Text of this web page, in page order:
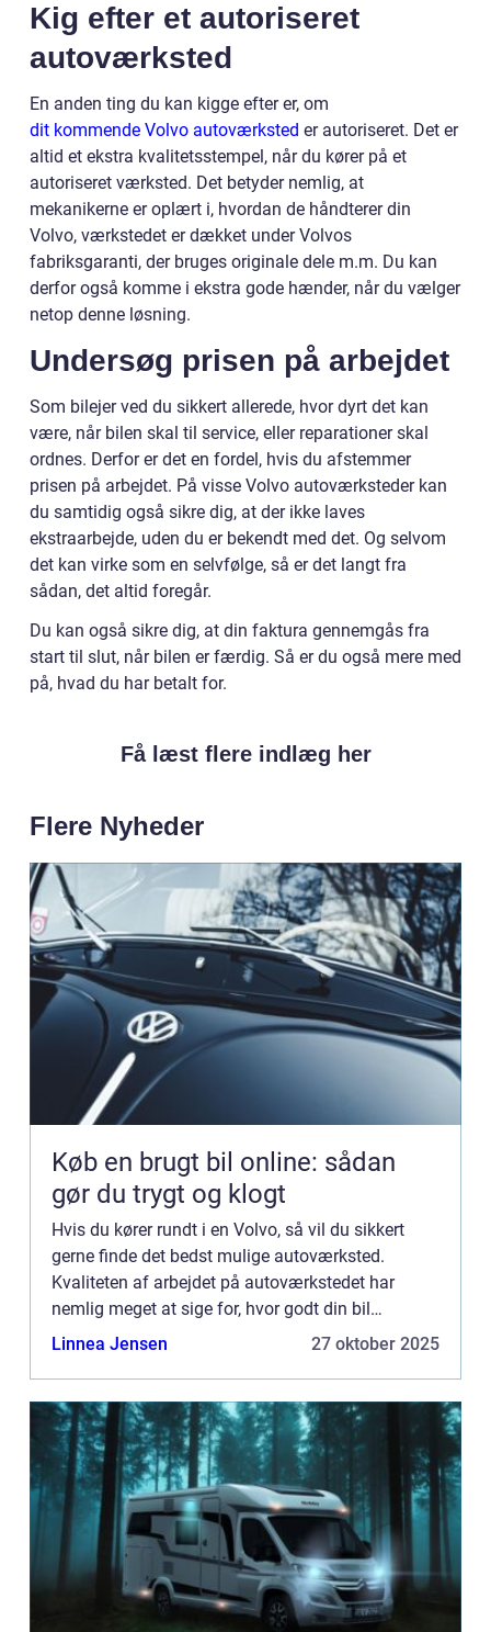
Kig efter et autoriseret
autoværksted
En anden ting du kan kigge efter er, om
dit kommende Volvo autoværksted er autoriseret. Det er
altid et ekstra kvalitetsstempel, når du kører på et
autoriseret værksted. Det betyder nemlig, at
mekanikerne er oplært i, hvordan de håndterer din
Volvo, værkstedet er dækket under Volvos
fabriksgaranti, der bruges originale dele m.m. Du kan
derfor også komme i ekstra gode hænder, når du vælger
netop denne løsning.
Undersøg prisen på arbejdet
Som bilejer ved du sikkert allerede, hvor dyrt det kan
være, når bilen skal til service, eller reparationer skal
ordnes. Derfor er det en fordel, hvis du afstemmer
prisen på arbejdet. På visse Volvo autoværksteder kan
du samtidig også sikre dig, at der ikke laves
ekstraarbejde, uden du er bekendt med det. Og selvom
det kan virke som en selvfølge, så er det langt fra
sådan, det altid foregår.
Du kan også sikre dig, at din faktura gennemgås fra
start til slut, når bilen er færdig. Så er du også mere med
på, hvad du har betalt for.
Få læst flere indlæg her
Flere Nyheder
Køb en brugt bil online: sådan
gør du trygt og klogt
Hvis du kører rundt i en Volvo, så vil du sikkert
gerne finde det bedst mulige autoværksted.
Kvaliteten af arbejdet på autoværkstedet har
nemlig meget at sige for, hvor godt din bil
serviceres. For at hjælpe dig p...
Linnea Jensen 27 oktober 2025